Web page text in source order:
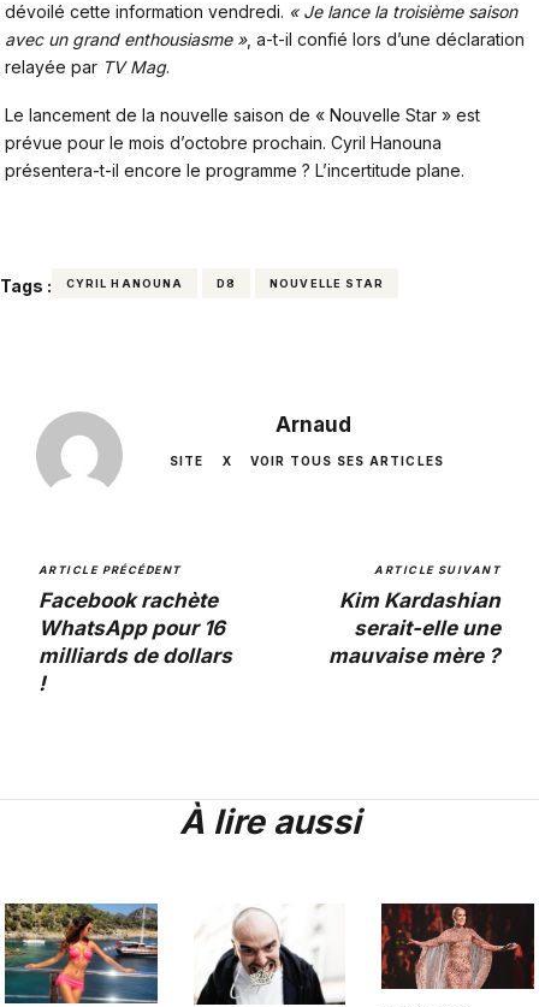
dévoilé cette information vendredi. « Je lance la troisième saison
avec un grand enthousiasme », a-t-il confié lors d’une déclaration
relayée par TV Mag.
Le lancement de la nouvelle saison de « Nouvelle Star » est
prévue pour le mois d’octobre prochain. Cyril Hanouna
présentera-t-il encore le programme ? L’incertitude plane.
Tags : CYRIL HANOUNA D8 NOUVELLE STAR
Arnaud
SITE X VOIR TOUS SES ARTICLES
ARTICLE PRÉCÉDENT
Facebook rachète
WhatsApp pour 16
milliards de dollars
!
ARTICLE SUIVANT
Kim Kardashian
serait-elle une
mauvaise mère ?
À lire aussi